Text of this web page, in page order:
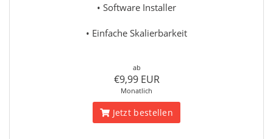
• Software Installer
• Einfache Skalierbarkeit
ab
€9,99 EUR
Monatlich
Jetzt bestellen